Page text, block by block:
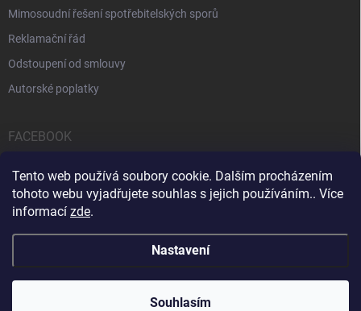
Tento web používá soubory cookie. Dalším procházením
tohoto webu vyjadřujete souhlas s jejich používáním.. Více
informací zde.
Nastavení
Souhlasím
Mimosoudní řešení spotřebitelských sporů
Reklamační řád
Odstoupení od smlouvy
Autorské poplatky
FACEBOOK
Servis počítačů a notebooků Čištění notebooků Kontakty
iPOPULAR.CZ . Všechna práva vyhrazena.